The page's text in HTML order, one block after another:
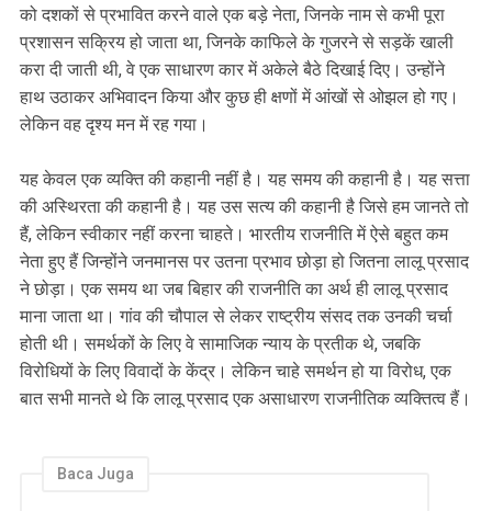
को दशकों से प्रभावित करने वाले एक बड़े नेता, जिनके नाम से कभी पूरा
प्रशासन सक्रिय हो जाता था, जिनके काफिले के गुजरने से सड़कें खाली
करा दी जाती थी, वे एक साधारण कार में अकेले बैठे दिखाई दिए। उन्होंने
हाथ उठाकर अभिवादन किया और कुछ ही क्षणों में आंखों से ओझल हो गए।
लेकिन वह दृश्य मन में रह गया।
यह केवल एक व्यक्ति की कहानी नहीं है। यह समय की कहानी है। यह सत्ता
की अस्थिरता की कहानी है। यह उस सत्य की कहानी है जिसे हम जानते तो
हैं, लेकिन स्वीकार नहीं करना चाहते। भारतीय राजनीति में ऐसे बहुत कम
नेता हुए हैं जिन्होंने जनमानस पर उतना प्रभाव छोड़ा हो जितना लालू प्रसाद
ने छोड़ा। एक समय था जब बिहार की राजनीति का अर्थ ही लालू प्रसाद
माना जाता था। गांव की चौपाल से लेकर राष्ट्रीय संसद तक उनकी चर्चा
होती थी। समर्थकों के लिए वे सामाजिक न्याय के प्रतीक थे, जबकि
विरोधियों के लिए विवादों के केंद्र। लेकिन चाहे समर्थन हो या विरोध, एक
बात सभी मानते थे कि लालू प्रसाद एक असाधारण राजनीतिक व्यक्तित्व हैं।
Baca Juga